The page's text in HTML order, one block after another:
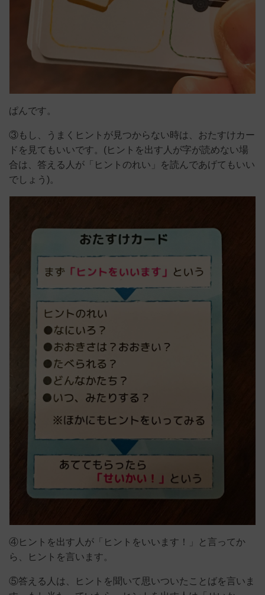
ぱんです。
③もし、うまくヒントが見つからない時は、おたすけカー
ドを見てもいいです。(ヒントを出す人が字が読めない場
合は、答える人が「ヒントのれい」を読んであげてもいい
でしょう)。
④ヒントを出す人が「ヒントをいいます！」と言ってか
ら、ヒントを言います。
⑤答える人は、ヒントを聞いて思いついたことばを言いま